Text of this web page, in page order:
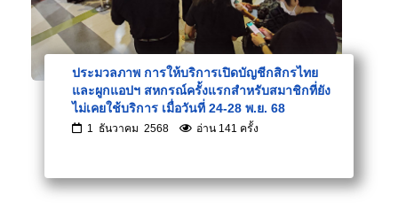
ประมวลภาพ การให้บริการเปิดบัญชีกสิกรไทย
และผูกแอปฯ สหกรณ์ครั้งแรกสำหรับสมาชิกที่ยัง
ไม่เคยใช้บริการ เมื่อวันที่ 24-28 พ.ย. 68
1 ธันวาคม 2568 อ่าน 141 ครั้ง